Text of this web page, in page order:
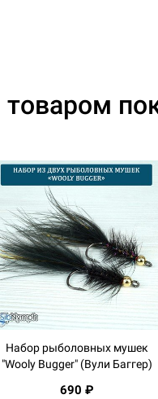
Набор рыболовных мушек
"Wooly Bugger" (Вули Баггер)
690 ₽